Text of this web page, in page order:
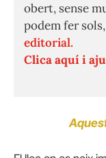
obert, sense
podem fer
editorial.
Clica aquí i